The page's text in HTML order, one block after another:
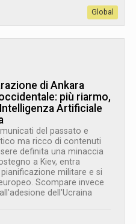
Global
di Ankara
più riarmo,
Artificiale
del passato e
ma ricco di contenuti
definita una minaccia
a Kiev, entra
militare e si
Scompare invece
dell'Ucraina